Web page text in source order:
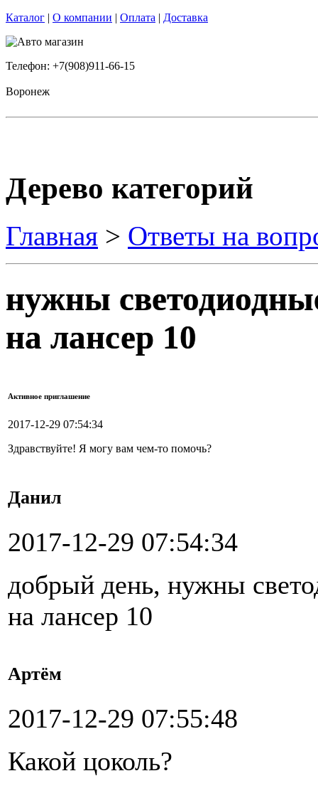
Каталог | О компании | Оплата | Доставка
Телефон: +7(908)911-66-15
Воронеж
Дерево категорий
Главная > Ответы на
нужны
на лансер 10
Активное приглашение
2017-12-29 07:54:34
Здравствуйте! Я могу вам чем-то помочь?
Данил
2017-12-29 07:54:34
добрый день, нужны
на лансер 10
Артём
2017-12-29 07:55:48
Какой цоколь?